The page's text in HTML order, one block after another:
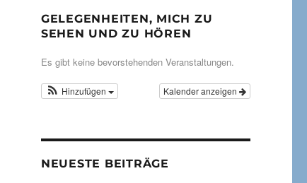
GELEGENHEITEN, MICH ZU
SEHEN UND ZU HÖREN
Es gibt keine bevorstehenden Veranstaltungen.
Kalender anzeigen
Hinzufügen
NEUESTE BEITRÄGE